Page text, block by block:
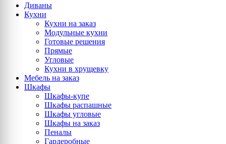
Диваны
Кухни
Кухни на заказ
Модульные кухни
Готовые решения
Прямые
Угловые
Кухни в хрущевку
Мебель на заказ
Шкафы
Шкафы-купе
Шкафы распашные
Шкафы угловые
Шкафы на заказ
Пеналы
Гардеробные